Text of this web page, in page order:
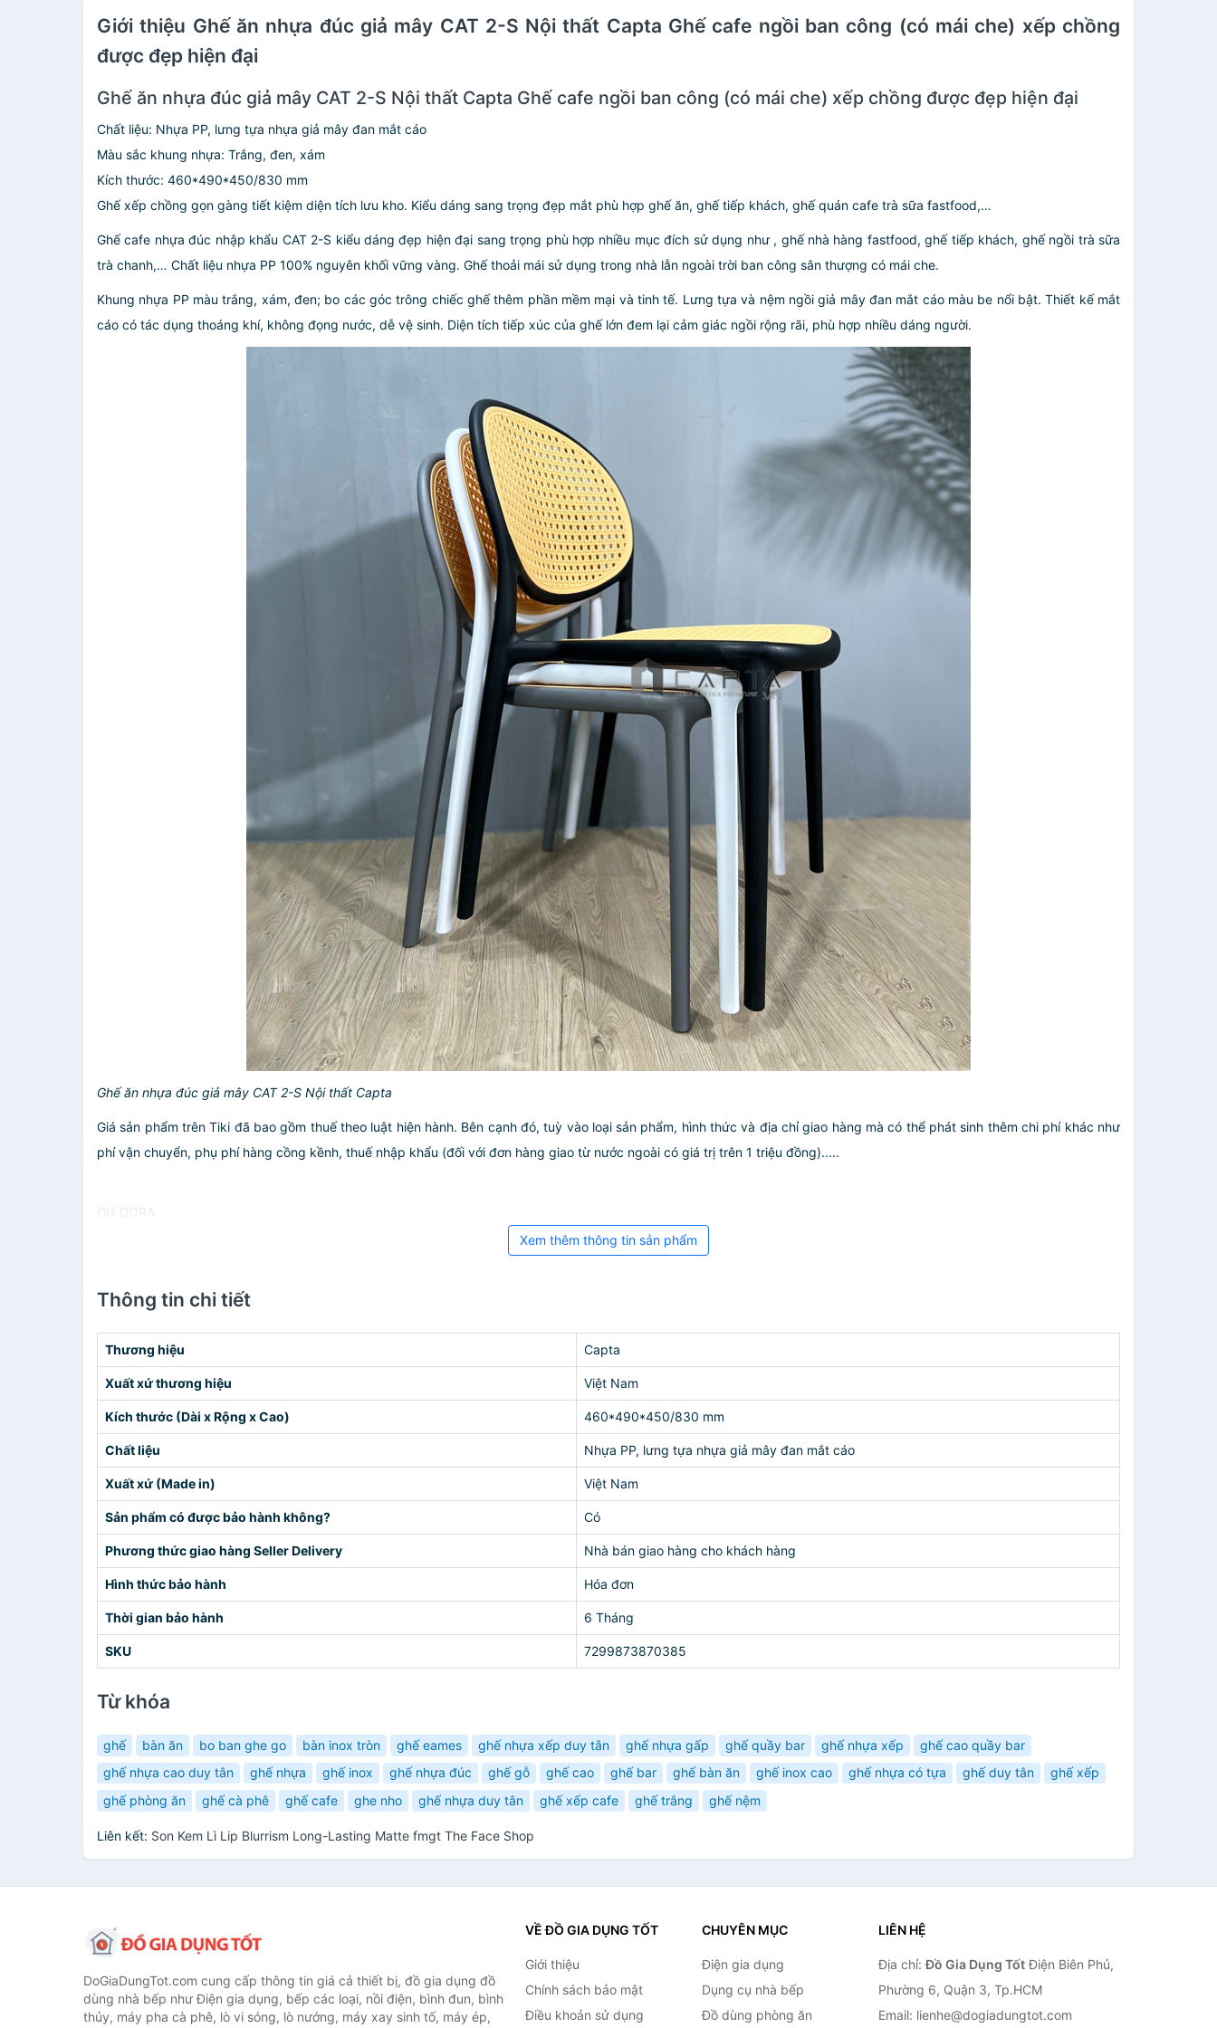
Giới thiệu Ghế ăn nhựa đúc giả mây CAT 2-S Nội thất Capta Ghế cafe ngồi ban công (có mái che) xếp chồng
được đẹp hiện đại
Ghế ăn nhựa đúc giả mây CAT 2-S Nội thất Capta Ghế cafe ngồi ban công (có mái che) xếp chồng được đẹp hiện đại
Chất liệu: Nhựa PP, lưng tựa nhựa giả mây đan mắt cáo
Màu sắc khung nhựa: Trắng, đen, xám
Kích thước: 460*490*450/830 mm
Ghế xếp chồng gọn gàng tiết kiệm diện tích lưu kho. Kiểu dáng sang trọng đẹp mắt phù hợp ghế ăn, ghế tiếp khách, ghế quán cafe trà sữa fastfood,…
Ghế cafe nhựa đúc nhập khẩu CAT 2-S kiểu dáng đẹp hiện đại sang trọng phù hợp nhiều mục đích sử dụng như , ghế nhà hàng fastfood, ghế tiếp khách, ghế ngồi trà sữa
trà chanh,… Chất liệu nhựa PP 100% nguyên khối vững vàng. Ghế thoải mái sử dụng trong nhà lẫn ngoài trời ban công sân thượng có mái che.
Khung nhựa PP màu trắng, xám, đen; bo các góc trông chiếc ghế thêm phần mềm mại và tinh tế. Lưng tựa và nệm ngồi giả mây đan mắt cáo màu be nổi bật. Thiết kế mắt
cáo có tác dụng thoáng khí, không đọng nước, dễ vệ sinh. Diện tích tiếp xúc của ghế lớn đem lại cảm giác ngồi rộng rãi, phù hợp nhiều dáng người.
Ghế ăn nhựa đúc giả mây CAT 2-S Nội thất Capta
Giá sản phẩm trên Tiki đã bao gồm thuế theo luật hiện hành. Bên cạnh đó, tuỳ vào loại sản phẩm, hình thức và địa chỉ giao hàng mà có thể phát sinh thêm chi phí khác như
phí vận chuyển, phụ phí hàng cồng kềnh, thuế nhập khẩu (đối với đơn hàng giao từ nước ngoài có giá trị trên 1 triệu đồng).....
Giá DORA
Xem thêm thông tin sản phẩm
Thông tin chi tiết
Thương hiệu Capta
Xuất xứ thương hiệu Việt Nam
Kích thước (Dài x Rộng x Cao) 460*490*450/830 mm
Chất liệu Nhựa PP, lưng tựa nhựa giả mây đan mắt cáo
Xuất xứ (Made in) Việt Nam
Sản phẩm có được bảo hành không? Có
Phương thức giao hàng Seller Delivery Nhà bán giao hàng cho khách hàng
Hình thức bảo hành Hóa đơn
Thời gian bảo hành 6 Tháng
SKU 7299873870385
Từ khóa
ghế bàn ăn bo ban ghe go bàn inox tròn ghế eames ghế nhựa xếp duy tân ghế nhựa gấp ghế quầy bar ghế nhựa xếp
ghế cao quầy bar
ghế nhựa cao duy tân
ghế nhựa ghế inox ghế nhựa đúc ghế gỗ ghế cao ghế bar ghế bàn ăn ghế inox cao ghế nhựa có tựa ghế duy tân
ghế xếp
ghế phòng ăn
ghế cà phê ghế cafe ghe nho ghế nhựa duy tân ghế xếp cafe ghế trắng ghế nệm
Liên kết: Son Kem Lì Lip Blurrism Long-Lasting Matte fmgt The Face Shop
DoGiaDungTot.com cung cấp thông tin giá cả thiết bị, đồ gia dụng đồ
dùng nhà bếp như Điện gia dụng, bếp các loại, nồi điện, bình đun, bình
thủy, máy pha cà phê, lò vi sóng, lò nướng, máy xay sinh tố, máy ép,
VỀ ĐỒ GIA DỤNG TỐT
Giới thiệu
Chính sách bảo mật
Điều khoản sử dụng
CHUYÊN MỤC
Điện gia dụng
Dụng cụ nhà bếp
Đồ dùng phòng ăn
LIÊN HỆ
Địa chỉ:Đồ Gia Dụng TốtĐiện Biên Phủ,
Phường 6, Quận 3, Tp.HCM
Email: lienhe@dogiadungtot.com